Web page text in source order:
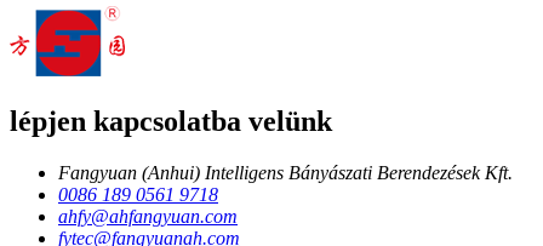
lépjen kapcsolatba velünk
Fangyuan (Anhui) Intelligens Bányászati ​​Berendezések Kft.
0086 189 0561 9718
ahfy@ahfangyuan.com
fytec@fangyuanah.com